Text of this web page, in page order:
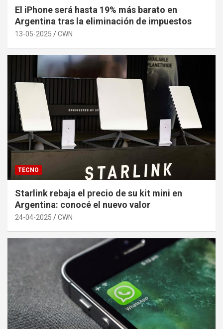
El iPhone será hasta 19% más barato en
Argentina tras la eliminación de impuestos
13-05-2025 CWN
TECNO
Starlink rebaja el precio de su kit mini en
Argentina: conocé el nuevo valor
24-04-2025 CWN